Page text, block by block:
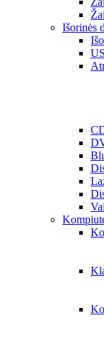
Išorinės